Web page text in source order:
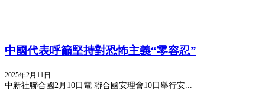
中國代表呼籲堅持對恐怖主義“零容忍”
2025年2月11日
中新社聯合國2月10日電 聯合國安理會10日舉行安...